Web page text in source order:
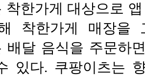
착한가게 대상으로
착한가게 매장을
배달 음식을 주문하
있다. 쿠팡이츠는